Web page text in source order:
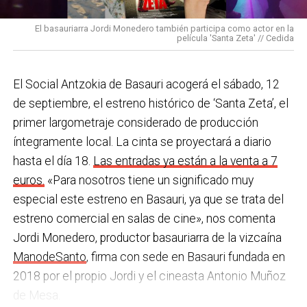
con programas de envejecimiento activo, actividades
en los centros de personas mayores e iniciativas para
combatir la brecha digital. Además, este año se ha
y, a principios del año que viene, se comenzarán a
prestar los servicios de atención diurna y viviendas
comunitarias.
En las últimas semanas la actualidad municipal ha
estado marcada por las investigaciones sobre
presuntas irregularidades urbanísticas . ¿Cómo
está afrontando el equipo de gobierno esta
situación y qué mensaje trasladarías a la
ciudadanía?Los hechos denunciados son graves y
nos corresponde aclarar si han existido irregularidades
con el mayor rigor y transparencia, así como
una acción que los sindicatos tachan de negligente y
contraria al propio plan de emergencias de la
Sin soluciones reales
Ante la falta de soluciones en las reuniones del
comité, los representantes de los trabajadores
advirtieron a la dirección con elevar los hechos a la
Inspección de Trabajo. Aunque inicialmente
percibieron un amago de cambio de actitud, la parte
social lamenta que las medidas adoptadas ante las
nuevas alertas meteorológicas han sido meramente
«testimoniales, esporádicas y centradas en
aparentar», sin llegar a aplicar soluciones reales ni
efectivas en los puestos de mayor exposición.
El basauriarra Jordi Monedero también participa como actor en la
película 'Santa Zeta' // Cedida
El Social Antzokia de Basauri acogerá el sábado, 12
de septiembre, el estreno histórico de ‘Santa Zeta’, el
primer largometraje considerado de producción
íntegramente local. La cinta se proyectará a diario
hasta el día 18. Las entradas ya están a la venta a 7
euros. «Para nosotros tiene un significado muy
especial este estreno en Basauri, ya que se trata del
estreno comercial en salas de cine», nos comenta
Jordi Monedero, productor basauriarra de la vizcaína
ManodeSanto, firma con sede en Basauri fundada en
2018 por el propio Jordi y el cineasta Antonio Muñoz
de Mesa.